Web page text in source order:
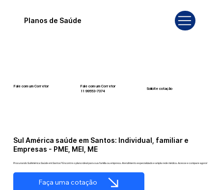
Planos de Saúde
Sul América saúde em Santos: Individual, familiar e
Empresas - PME, MEI, ME
Procurando SulAmérica Saúde em Santos? Encontre o plano ideal para sua família ou empresa. Atendimento especializado e ampla rede médica. Acesse e compare agora!
Faça uma cotação
Fale com um Corretor
Fale com um Corretor
11 99553-7374
Solicite cotação